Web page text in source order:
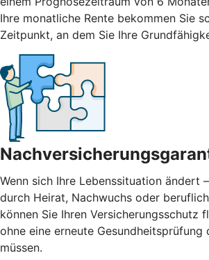
Ihre monatliche Rente bekommen Sie
Zeitpunkt, an dem Sie Ihre
Wenn sich Ihre Lebenssituation ändert
durch Heirat, Nachwuchs oder
können Sie Ihren Versicherungsschutz
ohne eine erneute Gesundheitsprüfung
müssen.